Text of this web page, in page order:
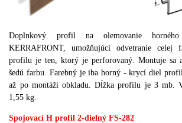
Doplnkový profil na olemovanie
KERRAFRONT, umožňujúci odvetranie celej
profilu je ten, ktorý je perforovaný.Montuje sa
šedú farbu.
Farebný je iba horný - krycí diel
až po montáži obkladu.Dĺžka profilu je 3 mb.
1,55 kg.
Spojovací H profil 2-dielný FS-282